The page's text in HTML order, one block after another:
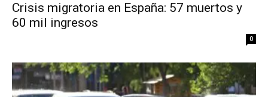
Crisis migratoria en España: 57 muertos y
60 mil ingresos
0